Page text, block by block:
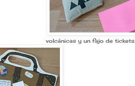
volcánicas y un fajo de tickets.